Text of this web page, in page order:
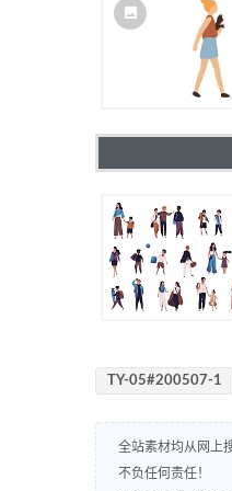
TY-05#200507-1
全站素材均从网上
不负任何责任！